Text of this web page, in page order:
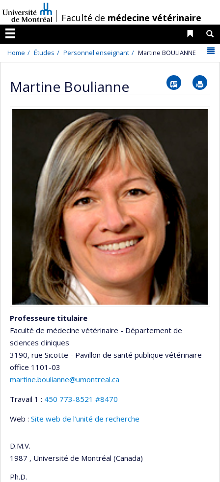
au
contenu
/Faculté de médecine vétérinaire
Menu
Liens
Home Études Personnel enseignant Martine BOULIANNE
Martine Boulianne Vcard
Professeure titulaire
Faculté de médecine vétérinaire - Département de
sciences cliniques
3190, rue Sicotte - Pavillon de santé publique vétérinaire
office 1101-03
martine.boulianne@umontreal.ca
Travail 1 : 450 773-8521 #8470
Web : Site web de l’unité de recherche
D.M.V.
1987 , Université de Montréal (Canada)
Ph.D.